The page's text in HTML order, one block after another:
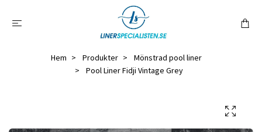
Hem Produkter
Mönstrad pool liner
Pool Liner Fidji Vintage Grey